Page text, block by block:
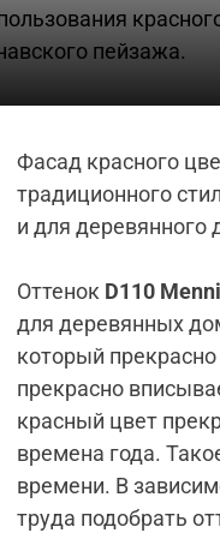
пейзажа.
Фасад красного
традиционного
и для деревянного
Оттенок D110
для деревянных
который
прекрасно
красный цвет
времена года.
времени. В
труда подобрать